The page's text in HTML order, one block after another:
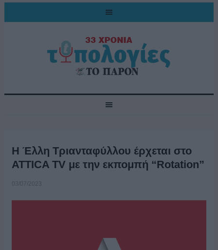
Η Έλλη Τριανταφύλλου έρχεται στο
ATTICA TV με την εκπομπή “Rotation”
03/07/2023